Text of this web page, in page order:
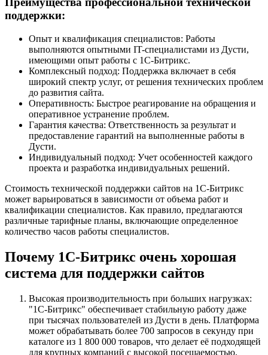
поддержки:
Опыт и квалификация специалистов: Работы
выполняются опытными IT-специалистами из Дусти,
имеющими опыт работы с 1С-Битрикс.
Комплексный подход: Поддержка включает в себя
широкий спектр услуг, от решения технических проблем
до развития сайта.
Оперативность: Быстрое реагирование на обращения и
оперативное устранение проблем.
Гарантия качества: Ответственность за результат и
предоставление гарантий на выполненные работы в
Дусти.
Индивидуальный подход: Учет особенностей каждого
проекта и разработка индивидуальных решений.
Стоимость технической поддержки сайтов на 1С-Битрикс
может варьироваться в зависимости от объема работ и
квалификации специалистов. Как правило, предлагаются
различные тарифные планы, включающие определенное
количество часов работы специалистов.
Почему 1С-Битрикс очень хорошая
система для поддержки сайтов
Высокая производительность при больших нагрузках:
"1С-Битрикс" обеспечивает стабильную работу даже
при тысячах пользователей из Дусти в день. Платформа
может обрабатывать более 700 запросов в секунду при
каталоге из 1 800 000 товаров, что делает её подходящей
для крупных компаний с высокой посещаемостью.